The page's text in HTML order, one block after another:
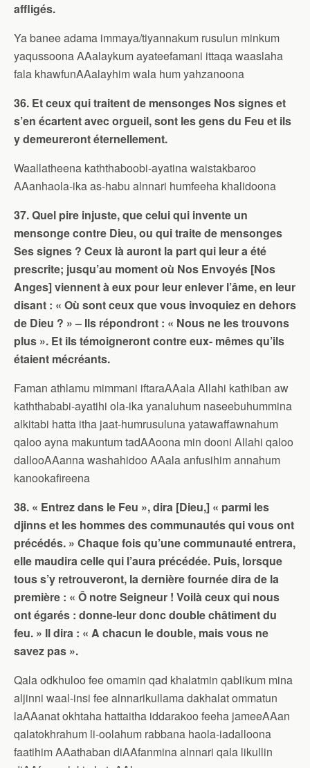
affligés.
Ya banee adama immaya/tiyannakum rusulun minkum
yaqussoona AAalaykum ayateefamani ittaqa waaslaha
fala khawfunAAalayhim wala hum yahzanoona
36. Et ceux qui traitent de mensonges Nos signes et
s’en écartent avec orgueil, sont les gens du Feu et ils
y demeureront éternellement.
Waallatheena kaththaboobi-ayatina waistakbaroo
AAanhaola-ika as-habu alnnari humfeeha khalidoona
37. Quel pire injuste, que celui qui invente un
mensonge contre Dieu, ou qui traite de mensonges
Ses signes ? Ceux là auront la part qui leur a été
prescrite; jusqu’au moment où Nos Envoyés [Nos
Anges] viennent à eux pour leur enlever l’âme, en leur
disant : « Où sont ceux que vous invoquiez en dehors
de Dieu ? » – Ils répondront : « Nous ne les trouvons
plus ». Et ils témoigneront contre eux- mêmes qu’ils
étaient mécréants.
Faman athlamu mimmani iftaraAAala Allahi kathiban aw
kaththababi-ayatihi ola-ika yanaluhum naseebuhummina
alkitabi hatta itha jaat-humrusuluna yatawaffawnahum
qaloo ayna makuntum tadAAoona min dooni Allahi qaloo
dallooAAanna washahidoo AAala anfusihim annahum
kanookafireena
38. « Entrez dans le Feu », dira [Dieu,] « parmi les
djinns et les hommes des communautés qui vous ont
précédés. » Chaque fois qu’une communauté entrera,
elle maudira celle qui l’aura précédée. Puis, lorsque
tous s’y retrouveront, la dernière fournée dira de la
première : « Ô notre Seigneur ! Voilà ceux qui nous
ont égarés : donne-leur donc double châtiment du
feu. » Il dira : « A chacun le double, mais vous ne
savez pas ».
Qala odkhuloo fee omamin qad khalatmin qablikum mina
aljinni waal-insi fee alnnarikullama dakhalat ommatun
laAAanat okhtaha hattaitha iddarakoo feeha jameeAAan
qalatokhrahum li-oolahum rabbana haola-iadalloona
faatihim AAathaban diAAfanmina alnnari qala likullin